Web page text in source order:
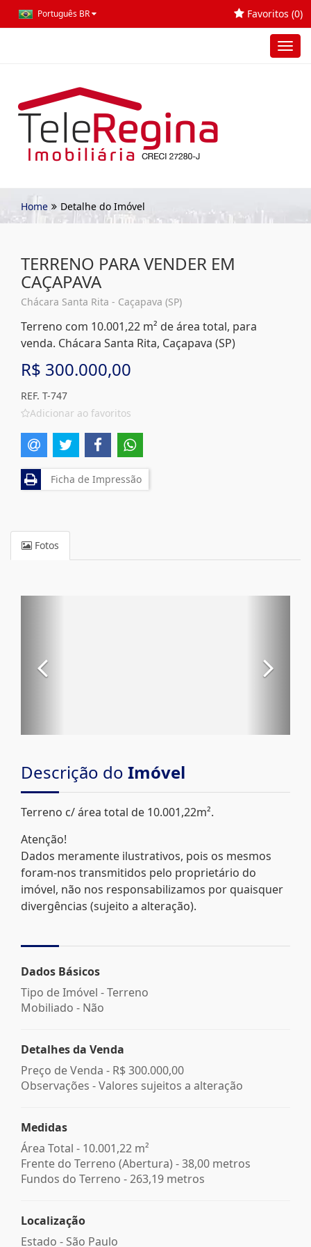
Português BR Favoritos (0)
Home Detalhe do Imóvel
TERRENO PARA VENDER EM
CAÇAPAVA
Chácara Santa Rita - Caçapava (SP)
Terreno com 10.001,22 m² de área total, para
venda. Chácara Santa Rita, Caçapava (SP)
R$ 300.000,00
REF. T-747
Adicionar ao favoritos
Ficha de Impressão
Fotos
Descrição do Imóvel
Terreno c/ área total de 10.001,22m².
Atenção!
Dados meramente ilustrativos, pois os mesmos
foram-nos transmitidos pelo proprietário do
imóvel, não nos responsabilizamos por quaisquer
divergências (sujeito a alteração).
Dados Básicos
Tipo de Imóvel - Terreno
Mobiliado - Não
Detalhes da Venda
Preço de Venda - R$ 300.000,00
Observações - Valores sujeitos a alteração
Medidas
Área Total - 10.001,22 m²
Frente do Terreno (Abertura) - 38,00 metros
Fundos do Terreno - 263,19 metros
Localização
Estado - São Paulo